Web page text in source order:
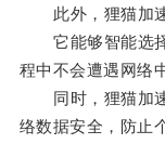
此外，狸猫加速
它能够智能选择
程中不会遭遇网络
同时，狸猫加速
络数据安全，防止